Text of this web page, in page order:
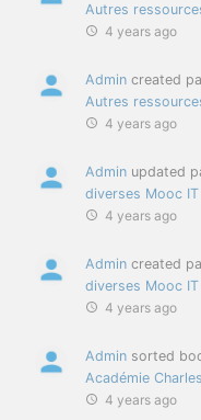
Autres
4 years ago
Admin created
Autres
4 years ago
Admin updated
diverses Mooc IT
4 years ago
Admin created
diverses Mooc IT
4 years ago
Admin sorted
Académie
4 years ago